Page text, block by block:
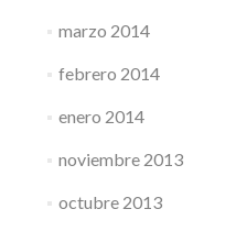
marzo 2014
febrero 2014
enero 2014
noviembre 2013
octubre 2013